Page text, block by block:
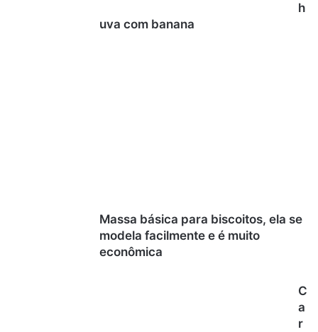
h
uva com banana
Massa básica para biscoitos, ela se
modela facilmente e é muito
econômica
C
a
r